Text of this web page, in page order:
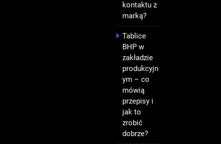
kontaktu z
marką?
Tablice
BHP w
zakładzie
produkcyjn
ym – co
mówią
przepisy i
jak to
zrobić
dobrze?